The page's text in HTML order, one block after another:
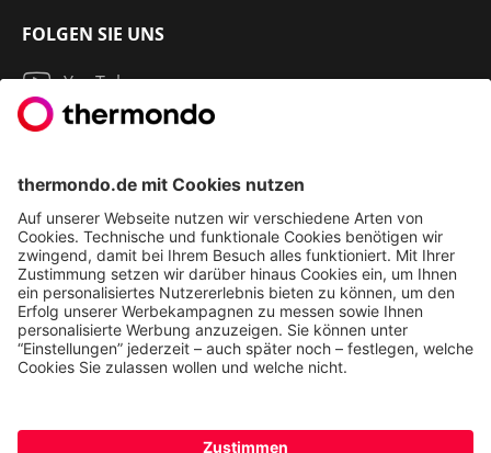
FOLGEN SIE UNS
YouTube
Instagram
2013 - 2026 | THERMONDO GMBH
COOKIE-EINSTELLUNGEN
IMPRESSUM